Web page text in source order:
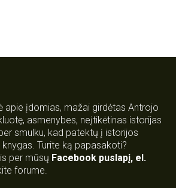
apie įdomias, mažai girdėtas Antrojo
asmenybes, neįtikėtinas istorijas
smulku, kad patektų į istorijos
Turite ką papasakoti?
per mūsų Facebook puslapį, el.
forume.